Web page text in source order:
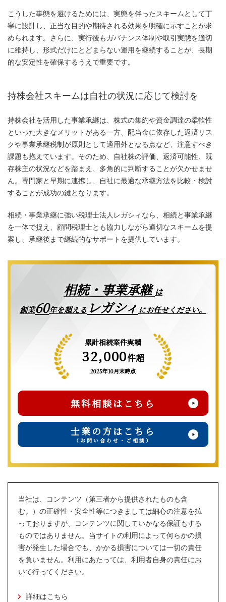
こうした事態を避けるためには、実態を伴ったスキームとして丁
寧に設計し、正当な目的や期待される効果を明確に示すことが求
められます。さらに、実行後もガバナンス体制や取引実態を適切
に維持し、形式だけにとどまらない運用を継続することが、長期
的な安定性を確保するうえで重要です。
持株会社スキームは自社の状況に応じて検討を
持株会社を活用した事業承継は、株式の集約や資金調達の柔軟性
といった大きなメリットがある一方、配当金に依存した返済リス
クや事業承継税制が原則として適用外となる点など、注意すべき
課題も抱えています。そのため、自社株の評価、返済可能性、既
存株主の状況などを踏まえ、多角的に判断することが欠かせませ
ん。専門家と早期に連携し、自社に最適な承継方法を比較・検討
することが成功の鍵となります。
相続・事業承継に強い税理士法人レガシィなら、相続と事業承継
を一体で捉え、顧問税理士とも協力しながら適切なスキームを提
案し、承継後まで継続的なサポートを提供しています。
相続・事業承継は
創業60年を超える レガシィ にお任せください。
累計相続案件実績
32,000件超
2025年10月末時点
無料相談はこちら
士業の方はこちら
（お問い合わせ・ご相談）
当社は、コンテンツ（第三者から提供されたものも含
む。）の正確性・安全性等につきましては細心の注意を払
っておりますが、コンテンツに関していかなる保証もする
ものではありません。当サイトの利用によって何らかの損
害が発生した場合でも、かかる損害については一切の責任
を負いません。利用にあたっては、利用者自身の責任にお
いて行ってください。
詳細はこちら